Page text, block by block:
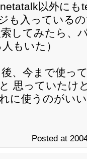
以外にも
も入っている
してみたら、
もいた）
、今まで使っ
思っていたけ
に使うのがい
Posted at